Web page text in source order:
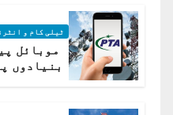
ٹیلی کام و
موبائل
بنیادوں